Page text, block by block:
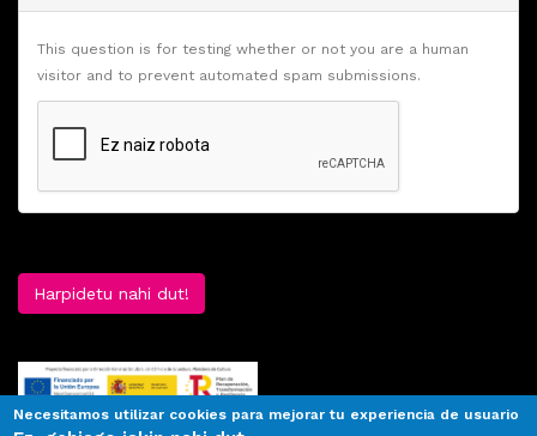
This question is for testing whether or not you are a human
visitor and to prevent automated spam submissions.
Harpidetu nahi dut!
Necesitamos utilizar cookies para mejorar tu experiencia de usuario